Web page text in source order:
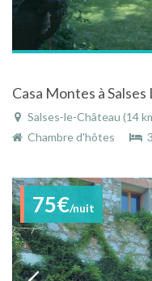
Salses-le-Château (14 km),
Chambre d'hôtes
75€/nuit